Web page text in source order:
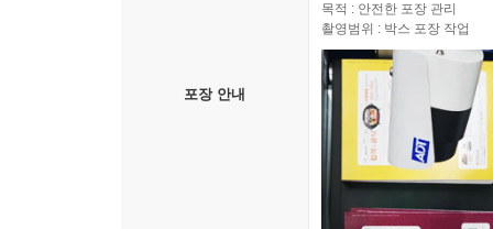
포장 안내
목적 : 안전한 포장 관리
촬영범위 : 박스 포장 작업